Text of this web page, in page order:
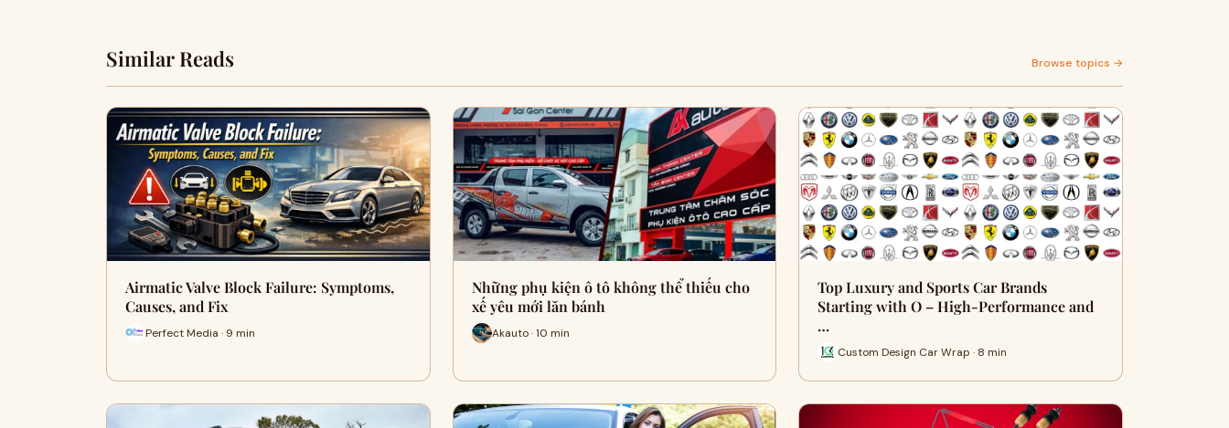
Similar Reads Browse topics →
Airmatic Valve Block Failure: Symptoms,
Causes, and Fix
Perfect Media · 9 min
Những phụ kiện ô tô không thể thiếu cho
xế yêu mới lăn bánh
Akauto · 10 min
Top Luxury and Sports Car Brands
Starting with O – High-Performance and
…
Custom Design Car Wrap · 8 min